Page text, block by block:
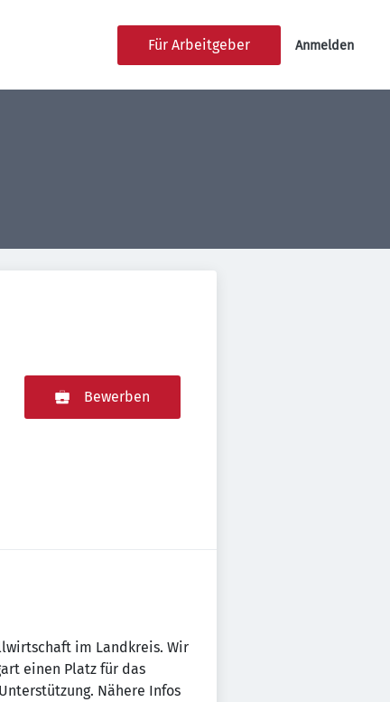
Für Arbeitgeber Anmelden
Bewerben
im Landkreis. Wir
einen Platz für das
Nähere Infos